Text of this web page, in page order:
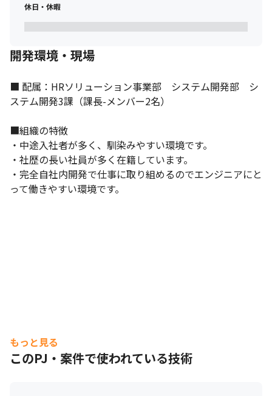
休日・休暇
開発環境・現場
■ 配属：HRソリューション事業部　システム開発部　シ
ステム開発3課（課長-メンバー2名）
■組織の特徴
・中途入社者が多く、馴染みやすい環境です。
・社歴の長い社員が多く在籍しています。
・完全自社内開発で仕事に取り組めるのでエンジニアにと
って働きやすい環境です。
もっと見る
このPJ・案件で使われている技術